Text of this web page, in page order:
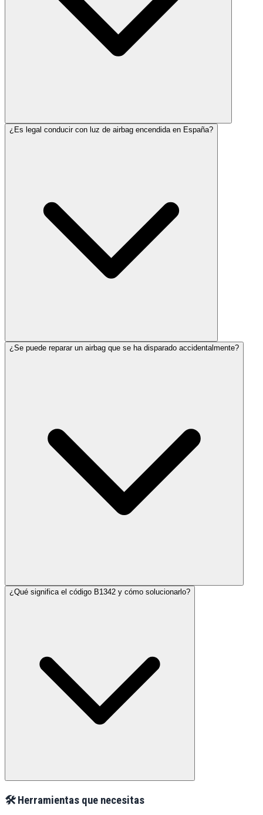
¿Es legal conducir con luz de airbag encendida en España?
¿Se puede reparar un airbag que se ha disparado accidentalmente?
¿Qué significa el código B1342 y cómo solucionarlo?
🛠️ Herramientas que necesitas